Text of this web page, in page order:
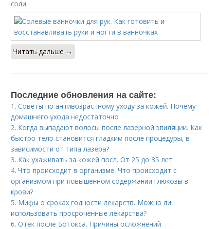
соли.
Читать дальше →
Последние обновления на сайте:
1.Советы по антивозрастному уходу за кожей. Почему
домашнего ухода недостаточно
2. Когда выпадают волосы после лазерной эпиляции. Как
быстро тело становится гладким после процедуры, в
зависимости от типа лазера?
3. Как ухаживать за кожей посл. От 25 до 35 лет
4.Что происходит в организме. Что происходит с
организмом при повышенном содержании глюкозы в
крови?
5. Мифы о сроках годности лекарств. Можно ли
использовать просроченные лекарства?
6.Отек после Ботокса. Причины осложнений